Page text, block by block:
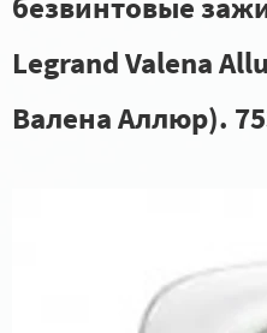
Legrand Valena
Валена Аллюр).